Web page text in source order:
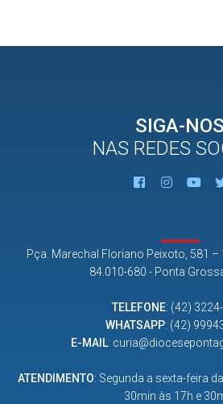
SIGA-NOS
NAS REDES
Pça. Marechal Floriano Peixoto, 581 –
84.010-680 - Ponta
TELEFONE: (42)
WHATSAPP: (42)
E-MAIL:
ATENDIMENTO: Segunda a sexta-feira
30min às 17h e